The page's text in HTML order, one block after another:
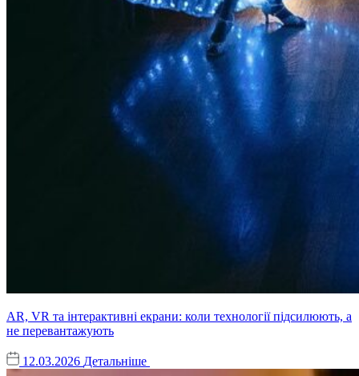
AR, VR та інтерактивні екрани: коли технології підсилюють, а
не перевантажують
12.03.2026 Детальніше